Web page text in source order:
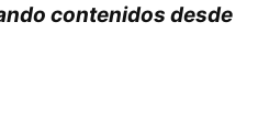
contenidos desde